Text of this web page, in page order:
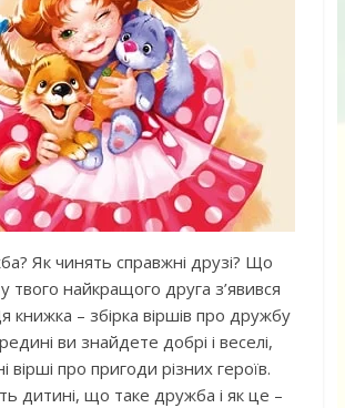
Як чинять справжні друзі? Що
твого найкращого друга з’явився
книжка – збірка віршів про дружбу
ви знайдете добрі і веселі,
вірші про пригоди різних героїв.
дитині, що таке дружба і як це –